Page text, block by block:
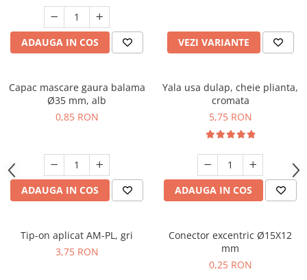
ADAUGA IN COS VEZI VARIANTE
Capac mascare gaura balama
Ø35 mm, alb
0,85 RON
ADAUGA IN COS
Yala usa dulap, cheie plianta,
cromata
5,75 RON
ADAUGA IN COS
Tip-on aplicat AM-PL, gri
3,75 RON
Conector excentric Ø15X12
mm
0,25 RON